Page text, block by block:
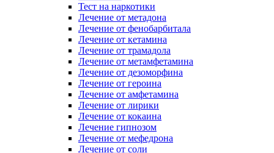
Тест на наркотики
Лечение от метадона
Лечение от фенобарбитала
Лечение от кетамина
Лечение от трамадола
Лечение от метамфетамина
Лечение от дезоморфина
Лечение от героина
Лечение от амфетамина
Лечение от лирики
Лечение от кокаина
Лечение гипнозом
Лечение от мефедрона
Лечение от соли